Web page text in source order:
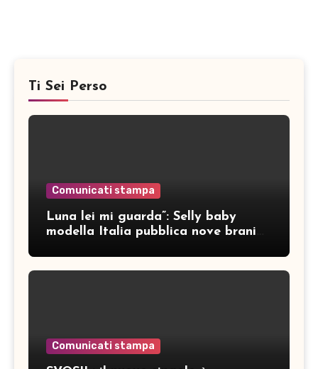
Ti Sei Perso
Comunicati stampa
Luna lei mi guarda”: Selly baby
modella Italia pubblica nove brani
Comunicati stampa